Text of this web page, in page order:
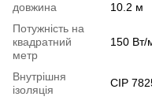
довжина
10.2 м
Потужність на
квадратний
метр
150 Вт/
Внутрішня
ізоляція
CIP